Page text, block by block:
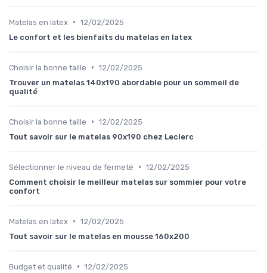
Matelas en latex • 12/02/2025
Le confort et les bienfaits du matelas en latex
Choisir la bonne taille • 12/02/2025
Trouver un matelas 140x190 abordable pour un sommeil de
qualité
Choisir la bonne taille • 12/02/2025
Tout savoir sur le matelas 90x190 chez Leclerc
Sélectionner le niveau de fermeté • 12/02/2025
Comment choisir le meilleur matelas sur sommier pour votre
confort
Matelas en latex • 12/02/2025
Tout savoir sur le matelas en mousse 160x200
Budget et qualité • 12/02/2025